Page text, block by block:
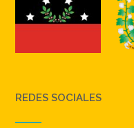
REDES SOCIALES